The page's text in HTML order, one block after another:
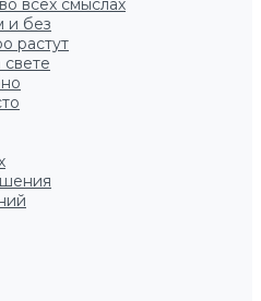
всех смыслах
и без
растут